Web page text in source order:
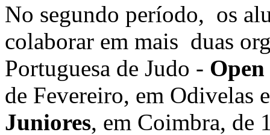
No segundo período, os
colaborar em mais duas
Portuguesa de Judo -
de Fevereiro, em Odivelas
Juniores, em Coimbra, de